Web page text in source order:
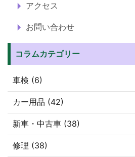
アクセス
お問い合わせ
コラムカテゴリー
車検 (6)
カー用品 (42)
新車・中古車 (38)
修理 (38)